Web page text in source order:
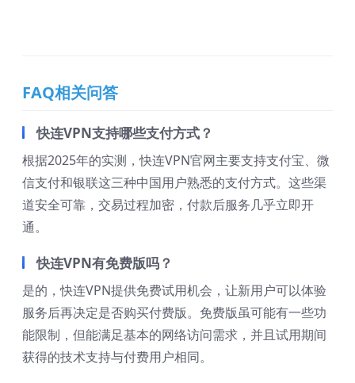
FAQ相关问答
快连VPN支持哪些支付方式？
根据2025年的实测，快连VPN官网主要支持支付宝、微
信支付和银联这三种中国用户熟悉的支付方式。这些渠
道安全可靠，交易过程加密，付款后服务几乎立即开
通。
快连VPN有免费版吗？
是的，快连VPN提供免费试用机会，让新用户可以体验
服务后再决定是否购买付费版。免费版虽可能有一些功
能限制，但能满足基本的网络访问需求，并且试用期间
获得的技术支持与付费用户相同。